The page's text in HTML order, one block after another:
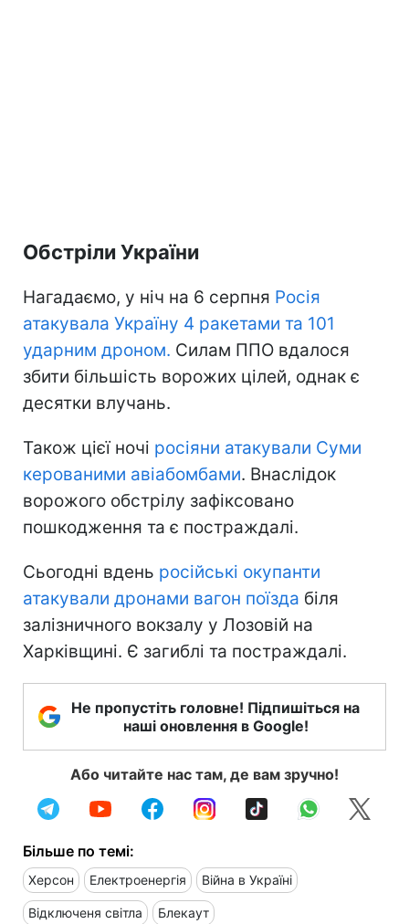
Обстріли України
Нагадаємо, у ніч на 6 серпня Росія
атакувала Україну 4 ракетами та 101
ударним дроном. Силам ППО вдалося
збити більшість ворожих цілей, однак є
десятки влучань.
Також цієї ночі росіяни атакували Суми
керованими авіабомбами. Внаслідок
ворожого обстрілу зафіксовано
пошкодження та є постраждалі.
Сьогодні вдень російські окупанти
атакували дронами вагон поїзда біля
залізничного вокзалу у Лозовій на
Харківщині. Є загиблі та постраждалі.
Не пропустіть головне! Підпишіться на
наші оновлення в Google!
Або читайте нас там, де вам зручно!
Більше по темі:
Херсон Електроенергія Війна в Україні
Відключеня світла Блекаут